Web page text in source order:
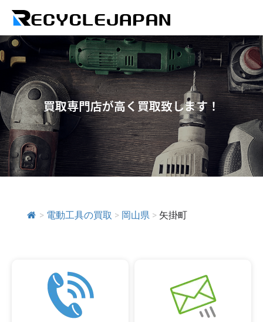
買取専門店が高く買取致します！
> 電動工具の買取 > 岡山県 > 矢掛町